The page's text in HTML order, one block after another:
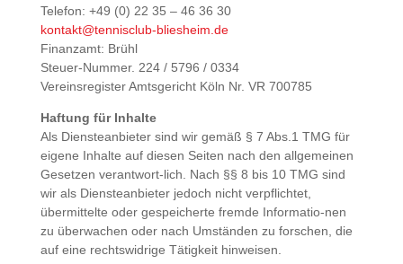
Telefon: +49 (0) 22 35 – 46 36 30
kontakt@tennisclub-bliesheim.de
Finanzamt: Brühl
Steuer-Nummer. 224 / 5796 / 0334
Vereinsregister Amtsgericht Köln Nr. VR 700785
Haftung für Inhalte
Als Diensteanbieter sind wir gemäß § 7 Abs.1 TMG für
eigene Inhalte auf diesen Seiten nach den allgemeinen
Gesetzen verantwort-lich. Nach §§ 8 bis 10 TMG sind
wir als Diensteanbieter jedoch nicht verpflichtet,
übermittelte oder gespeicherte fremde Informatio-nen
zu überwachen oder nach Umständen zu forschen, die
auf eine rechtswidrige Tätigkeit hinweisen.